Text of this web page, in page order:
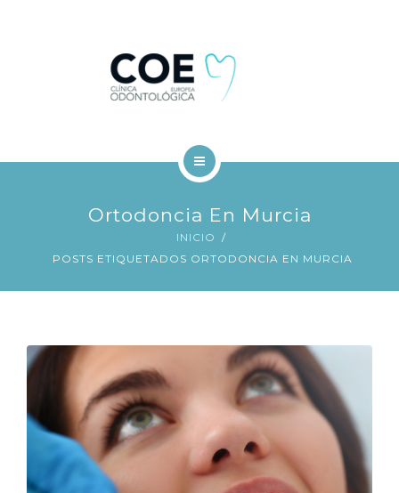
FINANCIACIÓN
BLOG
CONTACTO
Ortodoncia En Murcia
INICIO
POSTS ETIQUETADOS ORTODONCIA EN MURCIA